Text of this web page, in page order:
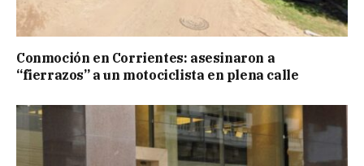
Conmoción en Corrientes: asesinaron a
“fierrazos” a un motociclista en plena calle